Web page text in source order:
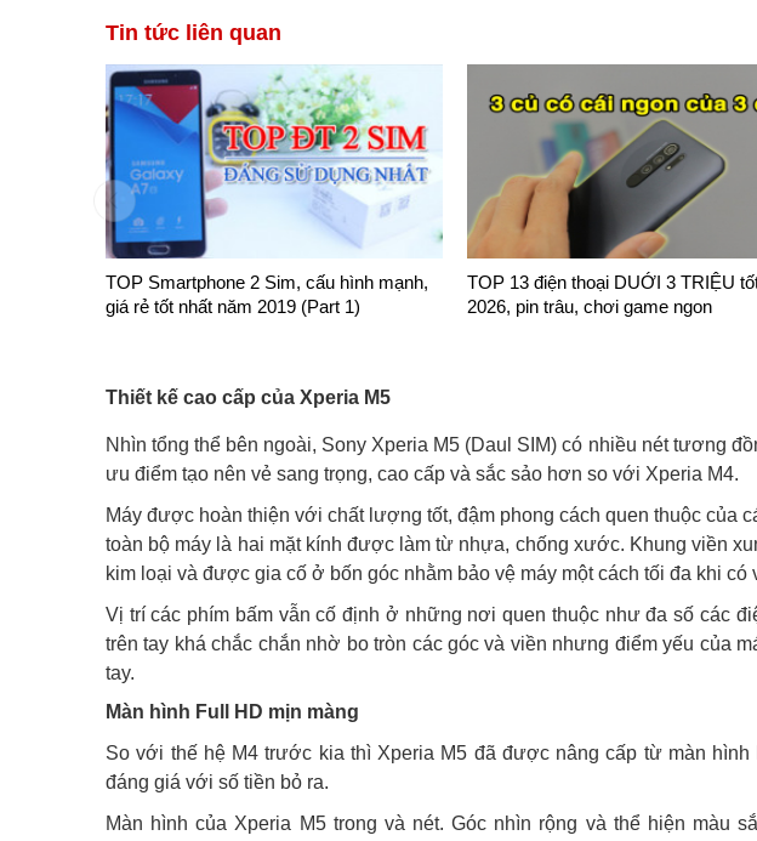
Tin tức liên quan
TOP Smartphone 2 Sim, cấu hình mạnh,
giá rẻ tốt nhất năm 2019 (Part 1)
TOP 13 điện thoại DUỚI 3 TRIỆU
2026, pin trâu, chơi game ngon
Thiết kế cao cấp của Xperia M5
Nhìn tổng thể bên ngoài, Sony Xperia M5 (Daul SIM) có nhiều nét tương
ưu điểm tạo nên vẻ sang trọng, cao cấp và sắc sảo hơn so với Xperia M4.
Máy được hoàn thiện với chất lượng tốt, đậm phong cách quen thuộc của
toàn bộ máy là hai mặt kính được làm từ nhựa, chống xước. Khung viền
kim loại và được gia cố ở bốn góc nhằm bảo vệ máy một cách tối đa khi có
Vị trí các phím bấm vẫn cố định ở những nơi quen thuộc như đa số các
trên tay khá chắc chắn nhờ bo tròn các góc và viền nhưng điểm yếu của
tay.
Màn hình Full HD mịn màng
So với thế hệ M4 trước kia thì Xperia M5 đã được nâng cấp từ màn
đáng giá với số tiền bỏ ra.
Màn hình của Xperia M5 trong và nét. Góc nhìn rộng và thể hiện màu